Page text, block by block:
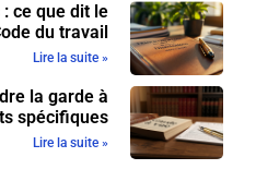
ce que dit le
du travail
Lire la suite »
la garde à
spécifiques
Lire la suite »